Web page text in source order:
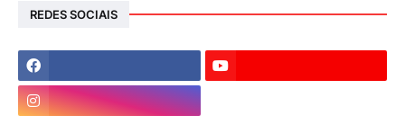
REDES SOCIAIS